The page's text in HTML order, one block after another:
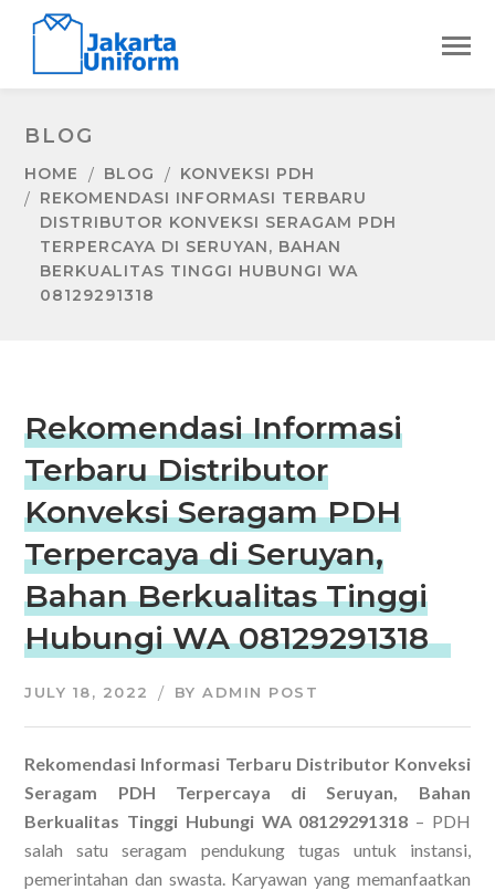
BLOG
HOME BLOG
KONVEKSI PDH
REKOMENDASI INFORMASI TERBARU
DISTRIBUTOR KONVEKSI SERAGAM PDH
TERPERCAYA DI SERUYAN, BAHAN
BERKUALITAS TINGGI HUBUNGI WA
08129291318
Rekomendasi Informasi
Terbaru Distributor
Konveksi Seragam PDH
Terpercaya di Seruyan,
Bahan Berkualitas Tinggi
Hubungi WA 08129291318
JULY 18, 2022 BYADMIN POST
Rekomendasi Informasi Terbaru Distributor Konveksi
Seragam PDH Terpercaya di Seruyan, Bahan
Berkualitas Tinggi Hubungi WA 08129291318 – PDH
salah satu seragam pendukung tugas untuk instansi,
pemerintahan dan swasta. Karyawan yang memanfaatkan